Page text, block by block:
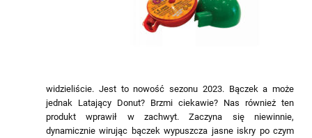
widzieliście. Jest to nowość sezonu 2023. Bączek a może
jednak Latający Donut? Brzmi ciekawie? Nas również ten
produkt wprawił w zachwyt. Zaczyna się niewinnie,
dynamicznie wirując bączek wypuszcza jasne iskry po czym